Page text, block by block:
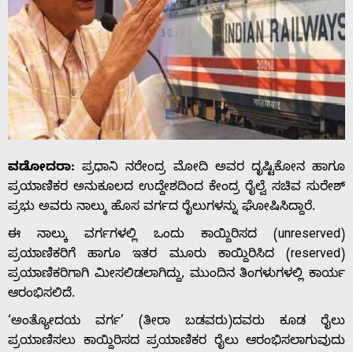
ವಡೋದರಾ: ಪ್ರಧಾನಿ ನರೇಂದ್ರ ಮೋದಿ ಅವರ ದೃಷ್ಟಿಕೋನ ಹಾಗೂ
ಪ್ರಯಾಣಿಕರ ಅನುಕೂಲದ ಉದ್ದೇಶದಿಂದ ಕೇಂದ್ರ ರೈಲ್ವೆ ಸಚಿವ ಸುರೇಶ್
ಪ್ರಭು ಅವರು ನಾಲ್ಕು ಹೊಸ ವರ್ಗದ ರೈಲುಗಳನ್ನು ಘೋಷಿಸಿದ್ದಾರೆ.
ಈ ನಾಲ್ಕು ವರ್ಗಗಳಲ್ಲಿ ಒಂದು ಕಾಯ್ದಿರಿಸದ (unreserved)
ಪ್ರಯಾಣಿಕರಿಗೆ ಹಾಗೂ ಇತರ ಮೂರು ಕಾಯ್ದಿರಿಸಿದ (reserved)
ಪ್ರಯಾಣಿಕರಿಗಾಗಿ ಮೀಸಲಿಡಲಾಗಿದ್ದು, ಮುಂದಿನ ತಿಂಗಳುಗಳಲ್ಲಿ ಕಾರ್ಯ
ಆರಂಭಿಸಲಿದೆ.
‘ಅಂತ್ಯೋದಯ ವರ್ಗ’ (ತೀರಾ ಬಡವರು)ದವರು ಕೂಡ ರೈಲು
ಪ್ರಯಾಣಿಸಲು ಕಾಯ್ದಿರಿಸದ ಪ್ರಯಾಣಿಕರ ರೈಲು ಆರಂಭಿಸಲಾಗುವುದು